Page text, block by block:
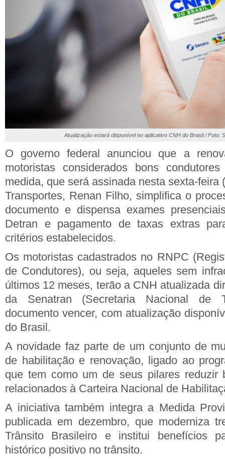
Atualização estará disponível no aplicativo CNH do Brasil / Foto:
O governo federal anunciou que a
motoristas considerados bons
medida, que será assinada nesta sexta-feira
Transportes, Renan Filho, simplifica o
documento e dispensa exames
Detran e pagamento de taxas extras
critérios estabelecidos.
Os motoristas cadastrados no RNPC
de Condutores), ou seja, aqueles sem
últimos 12 meses, terão a CNH atualizada
da Senatran (Secretaria Nacional de
documento vencer, com atualização
do Brasil.
A novidade faz parte de um conjunto de
de habilitação e renovação, ligado ao
que tem como um de seus pilares reduzir
relacionados à Carteira Nacional de
A iniciativa também integra a Medida
publicada em dezembro, que moderniza
Trânsito Brasileiro e institui benefícios
histórico positivo no trânsito.